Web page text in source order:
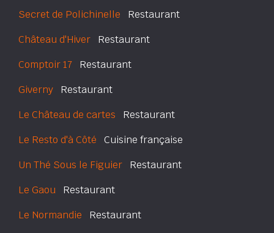
Secret de Polichinelle Restaurant
Château d'Hiver Restaurant
Comptoir 17 Restaurant
Giverny Restaurant
Le Château de cartes Restaurant
Le Resto d'à Côté Cuisine française
Un Thé Sous le Figuier Restaurant
Le Gaou Restaurant
Le Normandie Restaurant